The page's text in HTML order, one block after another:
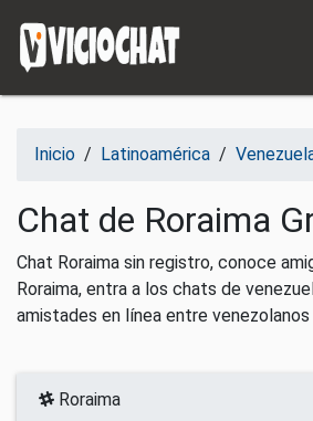
Inicio / Latinoamérica /
Chat de Roraima
Chat Roraima sin registro, conoce
Roraima, entra a los chats de
amistades en línea entre venezolanos
Roraima